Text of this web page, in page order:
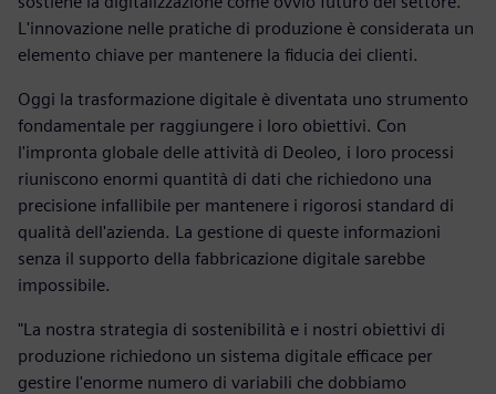
L'innovazione nelle pratiche di produzione è considerata un
elemento chiave per mantenere la fiducia dei clienti.
Oggi la trasformazione digitale è diventata uno strumento
fondamentale per raggiungere i loro obiettivi. Con
l'impronta globale delle attività di Deoleo, i loro processi
riuniscono enormi quantità di dati che richiedono una
precisione infallibile per mantenere i rigorosi standard di
qualità dell'azienda. La gestione di queste informazioni
senza il supporto della fabbricazione digitale sarebbe
impossibile.
"La nostra strategia di sostenibilità e i nostri obiettivi di
produzione richiedono un sistema digitale efficace per
gestire l'enorme numero di variabili che dobbiamo